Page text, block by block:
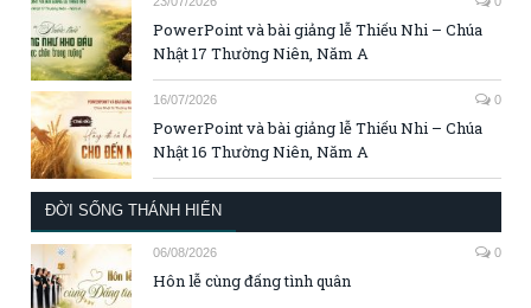
PowerPoint và bài giảng lễ Thiếu Nhi – Chúa
Nhật 17 Thường Niên, Năm A
16/07/2026 0
PowerPoint và bài giảng lễ Thiếu Nhi – Chúa
Nhật 16 Thường Niên, Năm A
ĐỜI SỐNG THÁNH HIẾN
06/08/2026 0
Hôn lễ cùng đấng tình quân